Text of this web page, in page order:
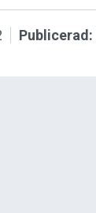
Publicerad: